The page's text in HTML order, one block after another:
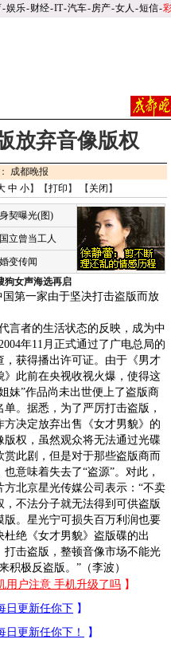
-娱乐-财经-IT-汽车-房产-女人 -短信-
放弃音像版权
成都晚报
中 小】【打印 】 【 关闭 】
契曝光(图)
立曾当工人
变传闻
狗女声海选再启
第一家由于坚决打击盗版而放
者的生活状态的反映，成为中
年11月正式通过了广电总局的
，获得播出许可证。由于《男才
》此前在央视收视火爆，使得这
妹”作品尚未出世便上了盗版商
单。据悉，为了严厉打击盗版，
方决定放弃出售《女才男貌》的
版权，虽然观众将无法通过光碟
赏此剧，但是对于那些盗版商而
也意味着失去了“盗源”。对此，
方北京星光传媒公司表示：“不卖
，不法分子就无法得到可供盗版
版。星光宁可损失百万利润也要
杜绝《女才男貌》盗版碟的出
打击盗版，整顿音像市场不能光
极反盗版。”（李波）